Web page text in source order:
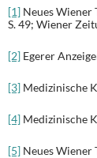
[1] Neues Wiener
S. 49; Wiener
[2] Egerer
[3] Medizinische
[4] Medizinische
[5] Neues Wiener